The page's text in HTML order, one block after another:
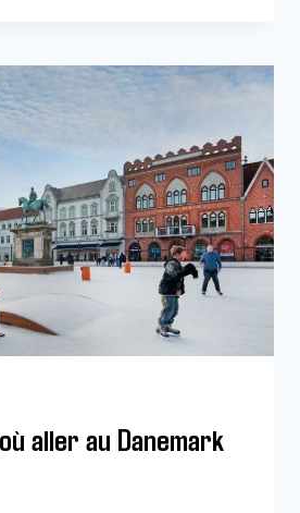
aller au Danemark